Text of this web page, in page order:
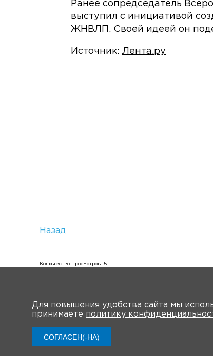
Ранее сопредседатель
выступил с инициативой
ЖНВЛП. Своей идеей он
Источник:Лента.ру
Назад
Количество просмотров: 5
Для повышения удобства сайта мы
принимаете политику
СОГЛАСЕН(-НА)